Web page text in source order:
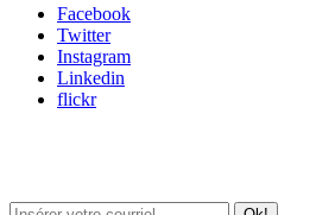
Facebook
Twitter
Instagram
Linkedin
flickr